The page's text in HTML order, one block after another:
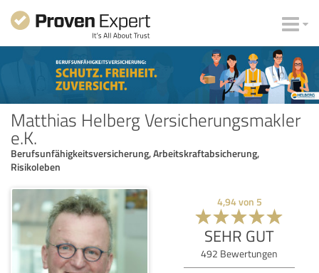
Matthias Helberg Versicherungsmakler
e.K.
Berufsunfähigkeitsversicherung, Arbeitskraftabsicherung,
Risikoleben
4,94von 5
SEHR GUT
492 Bewertungen